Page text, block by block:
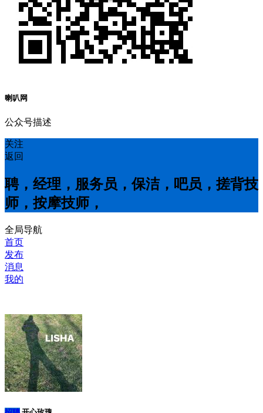
喇叭网
公众号描述
关注
返回
聘，经理，服务员，保洁，吧员，搓背技
师，按摩技师，
全局导航
首页
发布
消息
我的